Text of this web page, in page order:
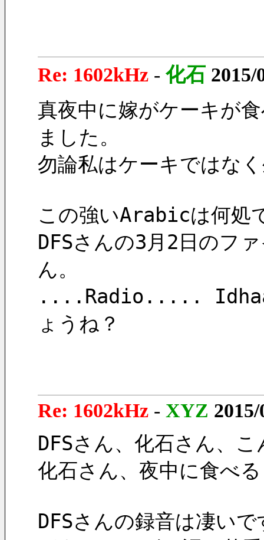
Re: 1602kHz - 化石
真夜中に嫁がケーキが
ました。
勿論私はケーキではな
この強いArabicは何処
DFSさんの3月2日のフ
ん。
....Radio..... Idhaat
ょうね？
Re: 1602kHz - XYZ
DFSさん、化石さん、
化石さん、夜中に食べ
DFSさんの録音は凄い